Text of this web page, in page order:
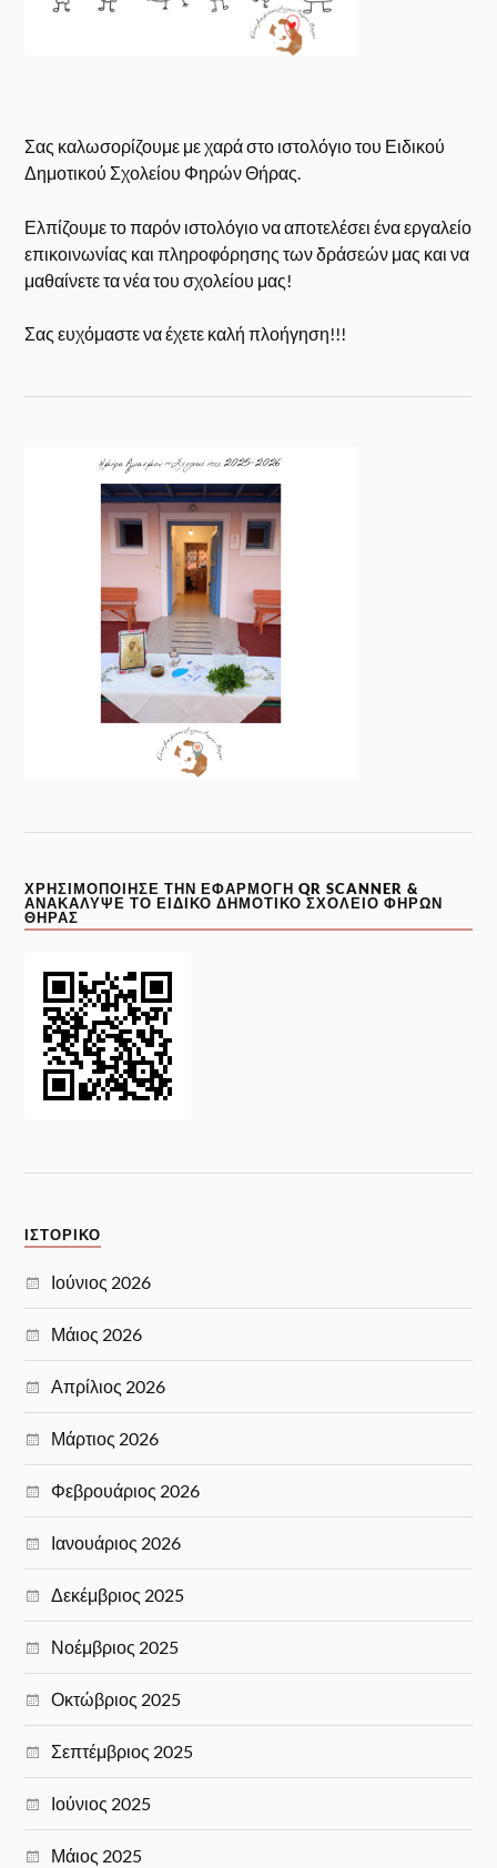
Σας καλωσορίζουμε με χαρά στο ιστολόγιο του Ειδικού
Δημοτικού Σχολείου Φηρών Θήρας.
Ελπίζουμε το παρόν ιστολόγιο να αποτελέσει ένα εργαλείο
επικοινωνίας και πληροφόρησης των δράσεών μας και να
μαθαίνετε τα νέα του σχολείου μας!
Σας ευχόμαστε να έχετε καλή πλοήγηση!!!
ΧΡΗΣΙΜΟΠΟΊΗΣΕ ΤΗΝ ΕΦΑΡΜΟΓΉ QR SCANNER &
ΑΝΑΚΆΛΥΨΕ ΤΟ ΕΙΔΙΚΌ ΔΗΜΟΤΙΚΌ ΣΧΟΛΕΊΟ ΦΗΡΏΝ
ΘΉΡΑΣ
ΙΣΤΟΡΙΚΌ
Ιούνιος 2026
Μάιος 2026
Απρίλιος 2026
Μάρτιος 2026
Φεβρουάριος 2026
Ιανουάριος 2026
Δεκέμβριος 2025
Νοέμβριος 2025
Οκτώβριος 2025
Σεπτέμβριος 2025
Ιούνιος 2025
Μάιος 2025